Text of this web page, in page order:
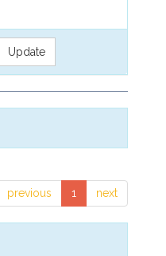
previous 1 next